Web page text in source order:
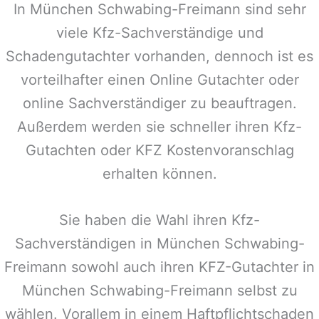
In München Schwabing-Freimann sind sehr
viele Kfz-Sachverständige und
Schadengutachter vorhanden, dennoch ist es
vorteilhafter einen Online Gutachter oder
online Sachverständiger zu beauftragen.
Außerdem werden sie schneller ihren Kfz-
Gutachten oder KFZ Kostenvoranschlag
erhalten können.
Sie haben die Wahl ihren Kfz-
Sachverständigen in München Schwabing-
Freimann sowohl auch ihren KFZ-Gutachter in
München Schwabing-Freimann selbst zu
wählen. Vorallem in einem Haftpflichtschaden